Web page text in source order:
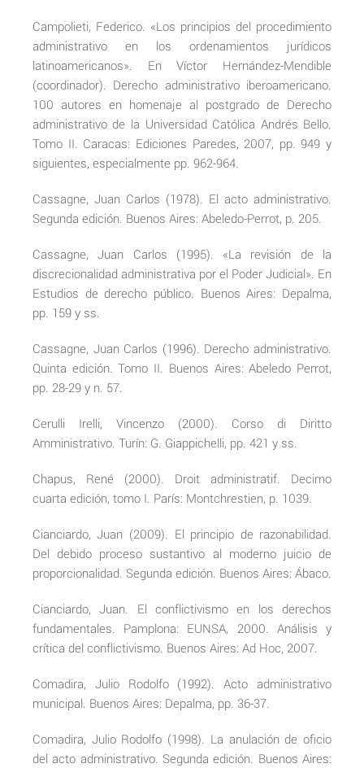
Campolieti, Federico. «Los principios del procedimiento
administrativo en los ordenamientos jurídicos
latinoamericanos». En Víctor Hernández-Mendible
(coordinador). Derecho administrativo iberoamericano.
100 autores en homenaje al postgrado de Derecho
administrativo de la Universidad Católica Andrés Bello.
Tomo II. Caracas: Ediciones Paredes, 2007, pp. 949 y
siguientes, especialmente pp. 962-964.
Cassagne, Juan Carlos (1978). El acto administrativo.
Segunda edición. Buenos Aires: Abeledo-Perrot, p. 205.
Cassagne, Juan Carlos (1995). «La revisión de la
discrecionalidad administrativa por el Poder Judicial». En
Estudios de derecho público. Buenos Aires: Depalma,
pp. 159 y ss.
Cassagne, Juan Carlos (1996). Derecho administrativo.
Quinta edición. Tomo II. Buenos Aires: Abeledo Perrot,
pp. 28-29 y n. 57.
Cerulli Irelli, Vincenzo (2000). Corso di Diritto
Amministrativo. Turín: G. Giappichelli, pp. 421 y ss.
Chapus, René (2000). Droit administratif. Decimo
cuarta edición, tomo I. París: Montchrestien, p. 1039.
Cianciardo, Juan (2009). El principio de razonabilidad.
Del debido proceso sustantivo al moderno juicio de
proporcionalidad. Segunda edición. Buenos Aires: Ábaco.
Cianciardo, Juan. El conflictivismo en los derechos
fundamentales. Pamplona: EUNSA, 2000. Análisis y
crítica del conflictivismo. Buenos Aires: Ad Hoc, 2007.
Comadira, Julio Rodolfo (1992). Acto administrativo
municipal. Buenos Aires: Depalma, pp. 36-37.
Comadira, Julio Rodolfo (1998). La anulación de oficio
del acto administrativo. Segunda edición. Buenos Aires: